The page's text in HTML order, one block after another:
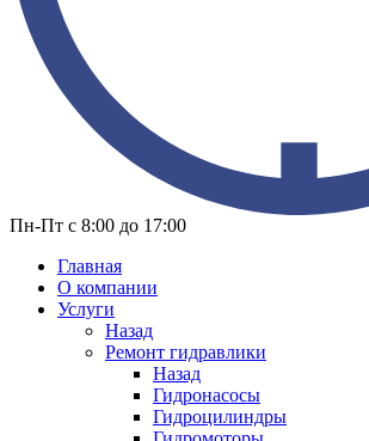
Пн-Пт с 8:00 до 17:00
Главная
О компании
Услуги
Назад
Ремонт гидравлики
Назад
Гидронасосы
Гидроцилиндры